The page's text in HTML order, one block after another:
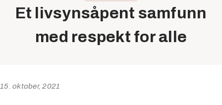
Et livsynsåpent samfunn
med respekt for alle
15. oktober, 2021